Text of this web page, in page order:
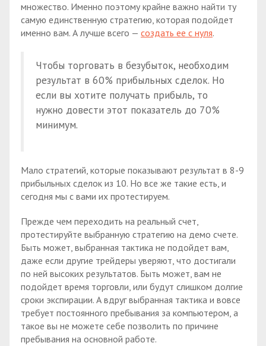
множество. Именно поэтому крайне важно найти ту
самую единственную стратегию, которая подойдет
именно вам. А лучше всего — создать ее с нуля.
Чтобы торговать в безубыток, необходим
результат в 60% прибыльных сделок. Но
если вы хотите получать прибыль, то
нужно довести этот показатель до 70%
минимум.
Мало стратегий, которые показывают результат в 8-9
прибыльных сделок из 10. Но все же такие есть, и
сегодня мы с вами их протестируем.
Прежде чем переходить на реальный счет,
протестируйте выбранную стратегию на демо счете.
Быть может, выбранная тактика не подойдет вам,
даже если другие трейдеры уверяют, что достигали
по ней высоких результатов. Быть может, вам не
подойдет время торговли, или будут слишком долгие
сроки экспирации. А вдруг выбранная тактика и вовсе
требует постоянного пребывания за компьютером, а
такое вы не можете себе позволить по причине
пребывания на основной работе.